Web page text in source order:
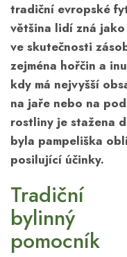
tradiční evropské
většina lidí zná
ve skutečnosti
zejména hořčin a
kdy má nejvyšší
na jaře nebo na
rostliny je stažena
byla pampeliška
posilující účinky.
Tradiční
bylinný
pomocník